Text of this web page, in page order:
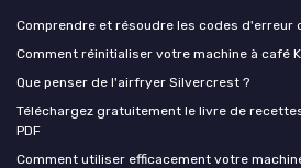
Comprendre et résoudre les codes d'erreur
Comment réinitialiser votre machine à café
Que penser de l'airfryer Silvercrest ?
Téléchargez gratuitement le livre de
PDF
Comment utiliser efficacement votre